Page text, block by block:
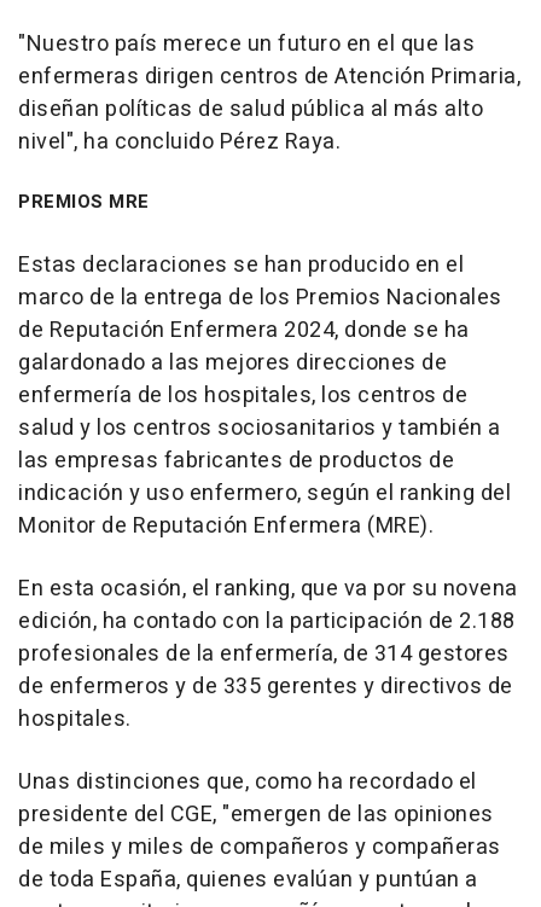
"Nuestro país merece un futuro en el que las
enfermeras dirigen centros de Atención Primaria,
diseñan políticas de salud pública al más alto
nivel", ha concluido Pérez Raya.
PREMIOS MRE
Estas declaraciones se han producido en el
marco de la entrega de los Premios Nacionales
de Reputación Enfermera 2024, donde se ha
galardonado a las mejores direcciones de
enfermería de los hospitales, los centros de
salud y los centros sociosanitarios y también a
las empresas fabricantes de productos de
indicación y uso enfermero, según el ranking del
Monitor de Reputación Enfermera (MRE).
En esta ocasión, el ranking, que va por su novena
edición, ha contado con la participación de 2.188
profesionales de la enfermería, de 314 gestores
de enfermeros y de 335 gerentes y directivos de
hospitales.
Unas distinciones que, como ha recordado el
presidente del CGE, "emergen de las opiniones
de miles y miles de compañeros y compañeras
de toda España, quienes evalúan y puntúan a